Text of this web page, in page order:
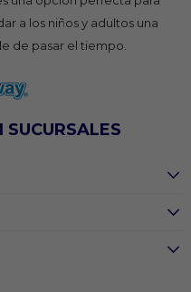
a los niños y adultos una
de pasar el tiempo.
SUCURSALES